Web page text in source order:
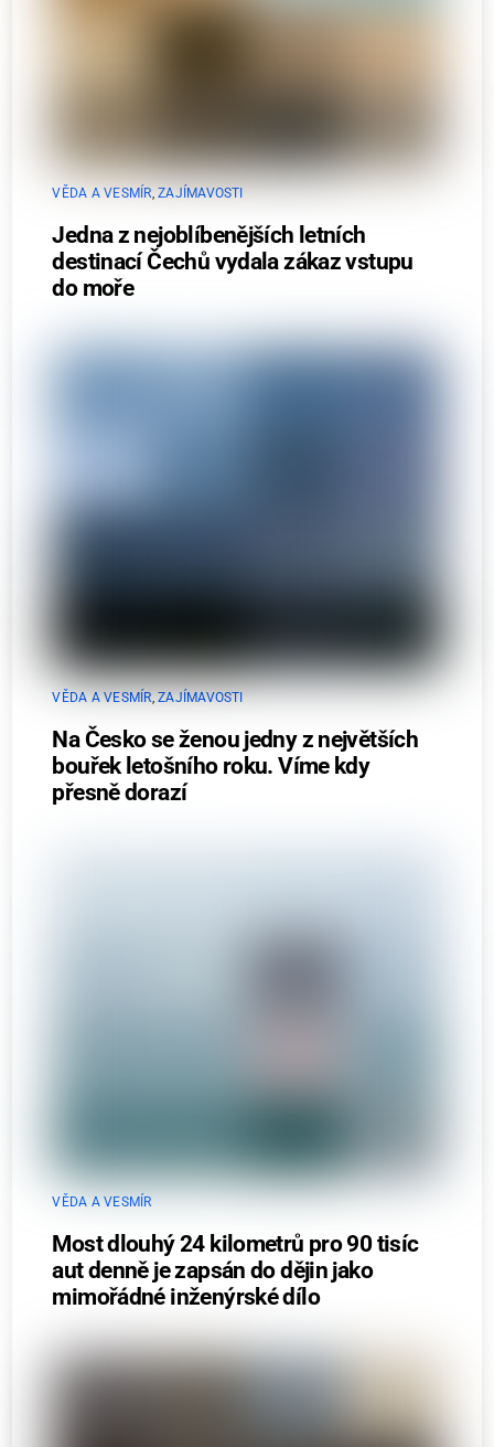
VĚDA A VESMÍR,ZAJÍMAVOSTI
Jedna z nejoblíbenějších letních
destinací Čechů vydala zákaz vstupu
do moře
VĚDA A VESMÍR,ZAJÍMAVOSTI
Na Česko se ženou jedny z největších
bouřek letošního roku. Víme kdy
přesně dorazí
VĚDA A VESMÍR
Most dlouhý 24 kilometrů pro 90 tisíc
aut denně je zapsán do dějin jako
mimořádné inženýrské dílo